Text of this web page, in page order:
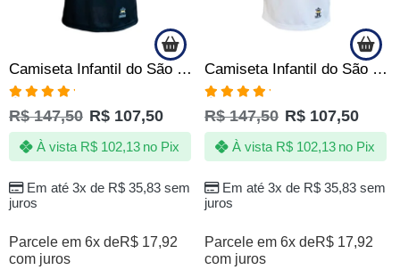
Camiseta Infantil do São Paulo SPFC Voadora – Golpe Insano do Santo Paulo – Oficial
Avaliação
5.00de 5
R$147,50 R$ 107,50
Em até 3x de R$35,83sem
juros
À vista R$102,13 no Pix
Parcele em 6x deR$ 17,92
com juros
Camiseta Infantil do São Paulo SPFC Campeão de Tudo – Oficial
Avaliação
5.00de 5
R$147,50 R$ 107,50
Em até 3x de R$35,83sem
juros
À vista R$102,13 no Pix
Parcele em 6x deR$ 17,92
com juros